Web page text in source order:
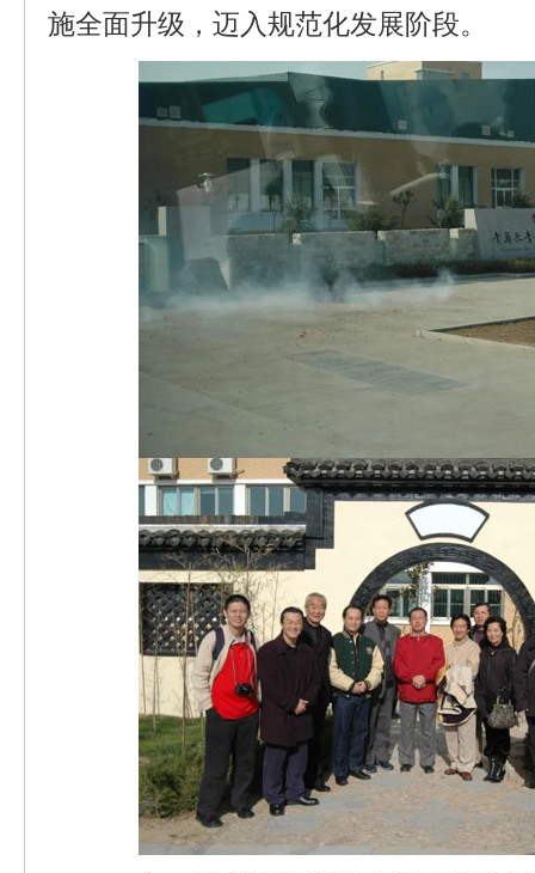
施全面升级，迈入规范化发展阶段。